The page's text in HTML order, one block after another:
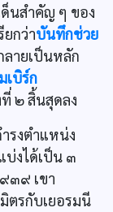
นสำคัญ ๆ ของ
กว่าบันทึกช่วย
ลายเป็นหลัก
เบิร์ก
๒ สิ้นสุดลง
รงตำแหน่ง
บ่งได้เป็น ๓
๓๙ เขา
ตรกับเยอรมนี